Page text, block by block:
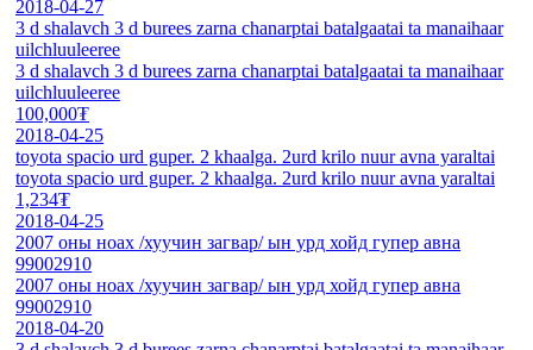
2018-04-27
3 d shalavch 3 d burees zarna chanarptai batalgaatai ta manaihaar
uilchluuleeree
3 d shalavch 3 d burees zarna chanarptai batalgaatai ta manaihaar
uilchluuleeree
100,000₮
2018-04-25
toyota spacio urd guper. 2 khaalga. 2urd krilo nuur avna yaraltai
toyota spacio urd guper. 2 khaalga. 2urd krilo nuur avna yaraltai
1,234₮
2018-04-25
2007 оны ноах /хуучин загвар/ ын урд хойд гупер авна
99002910
2007 оны ноах /хуучин загвар/ ын урд хойд гупер авна
99002910
2018-04-20